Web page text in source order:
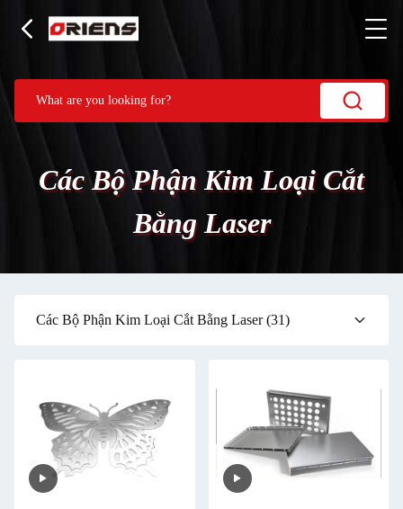
Các Bộ Phận Kim Loại Cắt
Bằng Laser
Các Bộ Phận Kim Loại Cắt Bằng Laser(31)